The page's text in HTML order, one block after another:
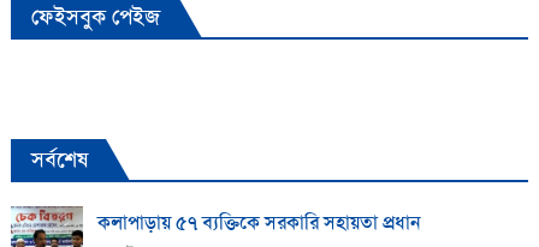
ফেইসবুক পেইজ
সর্বশেষ
কলাপাড়ায় ​৫৭ ব্যক্তিকে সরকারি সহায়তা প্রধান